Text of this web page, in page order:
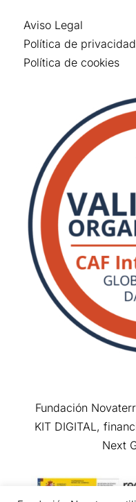
Aviso Legal
Política de privacidad
Política de cookies
Fundación
KIT DIGITAL,
Next